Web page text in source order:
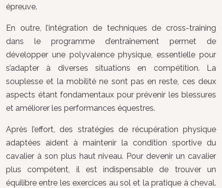
épreuve.
En outre, l’intégration de techniques de cross-training
dans le programme d’entraînement permet de
développer une polyvalence physique, essentielle pour
s’adapter à diverses situations en compétition. La
souplesse et la mobilité ne sont pas en reste, ces deux
aspects étant fondamentaux pour prévenir les blessures
et améliorer les performances équestres.
Après l’effort, des stratégies de récupération physique
adaptées aident à maintenir la condition sportive du
cavalier à son plus haut niveau. Pour devenir un cavalier
plus compétent, il est indispensable de trouver un
équilibre entre les exercices au sol et la pratique à cheval.